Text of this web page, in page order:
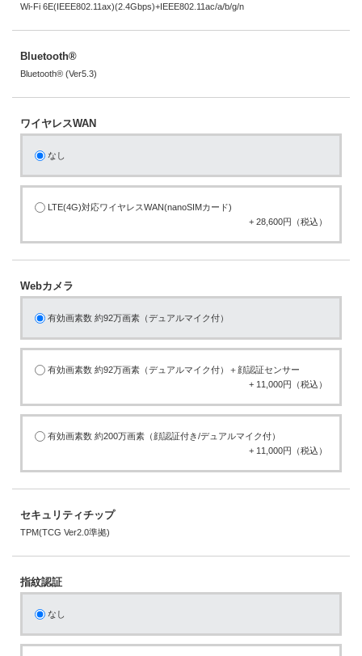
Wi-Fi 6E(IEEE802.11ax)(2.4Gbps)+IEEE802.11ac/a/b/g/n
Bluetooth®
Bluetooth® (Ver5.3)
ワイヤレスWAN
なし
LTE(4G)対応ワイヤレスWAN(nanoSIMカード)
+ 28,600円（税込）
Webカメラ
有効画素数 約92万画素（デュアルマイク付）
有効画素数 約92万画素（デュアルマイク付）＋顔認証センサー
+ 11,000円（税込）
有効画素数 約200万画素（顔認証付き/デュアルマイク付）
+ 11,000円（税込）
セキュリティチップ
TPM(TCG Ver2.0準拠)
指紋認証
なし